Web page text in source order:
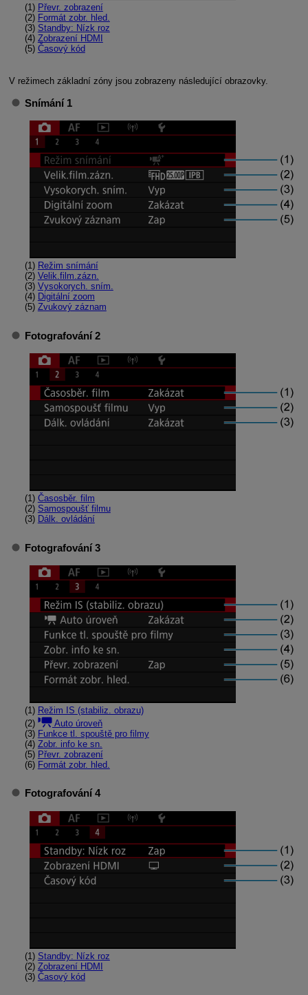
(1) Převr. zobrazení
(2) Formát zobr. hled.
(3) Standby: Nízk roz
(4) Zobrazení HDMI
(5) Časový kód
V režimech základní zóny jsou zobrazeny následující obrazovky.
Snímání 1
(1) Režim snímání
(2) Velik.film.zázn.
(3) Vysokorych. sním.
(4) Digitální zoom
(5) Zvukový záznam
Fotografování 2
(1) Časosběr. film
(2) Samospoušť filmu
(3) Dálk. ovládání
Fotografování 3
(1) Režim IS (stabiliz. obrazu)
(2)
Auto úroveň
(3) Funkce tl. spouště pro filmy
(4) Zobr. info ke sn.
(5) Převr. zobrazení
(6) Formát zobr. hled.
Fotografování 4
(1) Standby: Nízk roz
(2) Zobrazení HDMI
(3) Časový kód